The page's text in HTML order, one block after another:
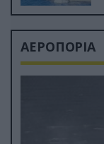
ΑΕΡΟΠΟΡΙΑ